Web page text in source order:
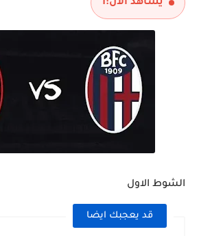
يشاهد الآن:1
الشوط الاول
قد يعجبك ايضا